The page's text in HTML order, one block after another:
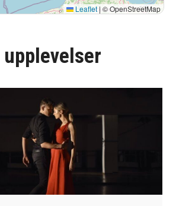
Leaflet|© OpenStreetMap